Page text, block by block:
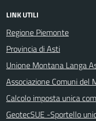
LINK UTILI
Regione Piemonte
Provincia di Asti
Unione Montana Langa
Associazione Comuni del
Calcolo imposta unica
GeotecSUE -Sportello